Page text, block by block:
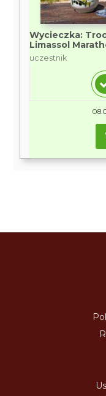
Wycieczka:
Limassol
uczestnik